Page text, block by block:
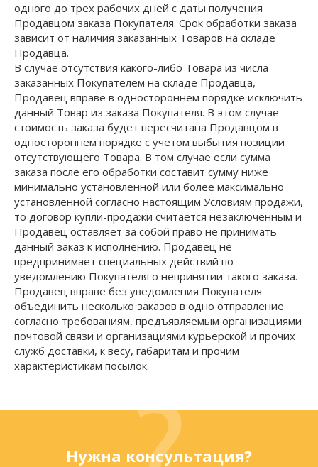
одного до трех рабочих дней с даты получения
Продавцом заказа Покупателя. Срок обработки заказа
зависит от наличия заказанных Товаров на складе
Продавца.
В случае отсутствия какого-либо Товара из числа
заказанных Покупателем на складе Продавца,
Продавец вправе в одностороннем порядке исключить
данный Товар из заказа Покупателя. В этом случае
стоимость заказа будет пересчитана Продавцом в
одностороннем порядке с учетом выбытия позиции
отсутствующего Товара. В том случае если сумма
заказа после его обработки составит сумму ниже
минимально установленной или более максимально
установленной согласно настоящим Условиям продажи,
то договор купли-продажи считается незаключенным и
Продавец оставляет за собой право не принимать
данный заказ к исполнению. Продавец не
предпринимает специальных действий по
уведомлению Покупателя о непринятии такого заказа.
Продавец вправе без уведомления Покупателя
объединить несколько заказов в одно отправление
согласно требованиям, предъявляемым организациями
почтовой связи и организациями курьерской и прочих
служб доставки, к весу, габаритам и прочим
характеристикам посылок.
Нужна консультация?